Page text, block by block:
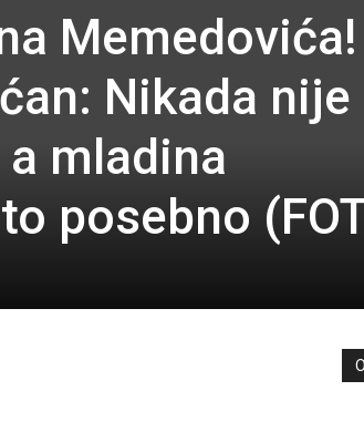
Memedovića!
Nikada nije
mladina
posebno